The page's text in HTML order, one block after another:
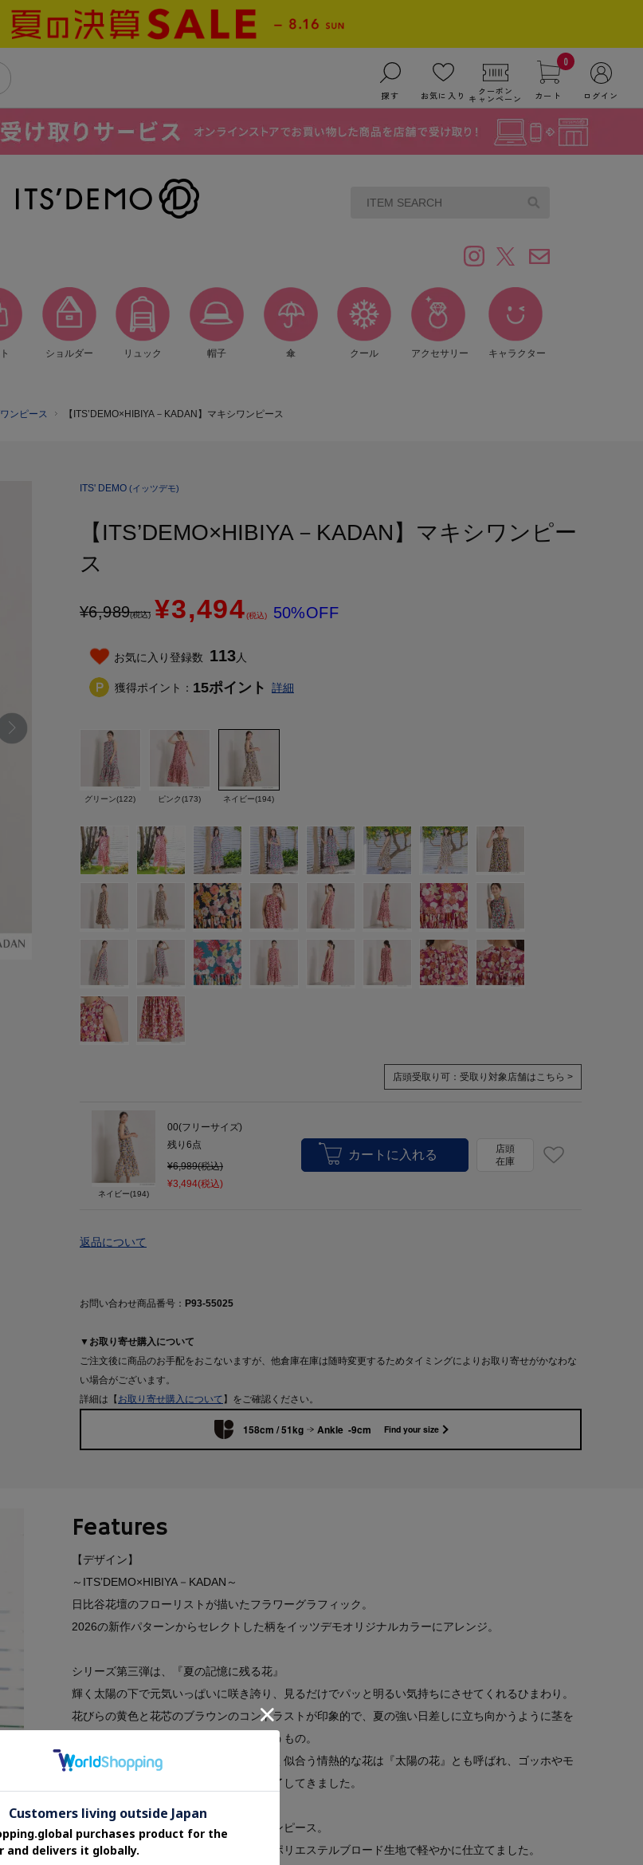
探す お気に入り クーポン
キャンペーン
0
カート ログイン
ショルダー リュック 帽子 傘 クール アクセサリー キャラクター
ンピース 【ITS’DEMO×HIBIYA－KADAN】マキシワンピース
ITS' DEMO (イッツデモ)
【ITS’DEMO×HIBIYA－KADAN】マキシワンピー
ス
¥6,989(税込) ¥3,494(税込) 50%OFF
お気に入り登録数 113人
獲得ポイント： 15ポイント 詳細
グリーン(122) ピンク(173) ネイビー(194)
店頭受取り可： 受取り対象店舗はこちら >
ネイビー(194)
00(フリーサイズ)
残り 6点
¥6,989(税込)
¥3,494(税込)
店頭
在庫
返品について
お問い合わせ商品番号： P93-55025
▼お取り寄せ購入について
ご注文後に商品のお手配をおこないますが、他倉庫在庫は随時変更するためタイミングによりお取り寄せがかなわな
い場合がございます。
詳細は【 お取り寄せ購入について 】をご確認ください。
158cm / 51kg Ankle -9cm Find your size
Features
【デザイン】
～ITS’DEMO×HIBIYA－KADAN～
日比谷花壇のフローリストが描いたフラワーグラフィック。
2026の新作パターンからセレクトした柄をイッツデモオリジナルカラーにアレンジ。
シリーズ第三弾は、『夏の記憶に残る花』
輝く太陽の下で元気いっぱいに咲き誇り、見るだけでパッと明るい気持ちにさせてくれるひまわり。
花びらの黄色と花芯のブラウンのコントラストが印象的で、夏の強い日差しに立ち向かうように茎を
のばす凛々しい姿には目を奪われてしまうもの。
抜けるような青空と真夏の輝く太陽がよく似合う情熱的な花は『太陽の花』とも呼ばれ、ゴッホやモ
ネをはじめとする多くの芸術家の心を魅了してきました。
夏の日差しに映えるドラマティックなワンピース。
コットンライクなさらりとした肌触りのポリエステルブロード生地で軽やかに仕立てました。